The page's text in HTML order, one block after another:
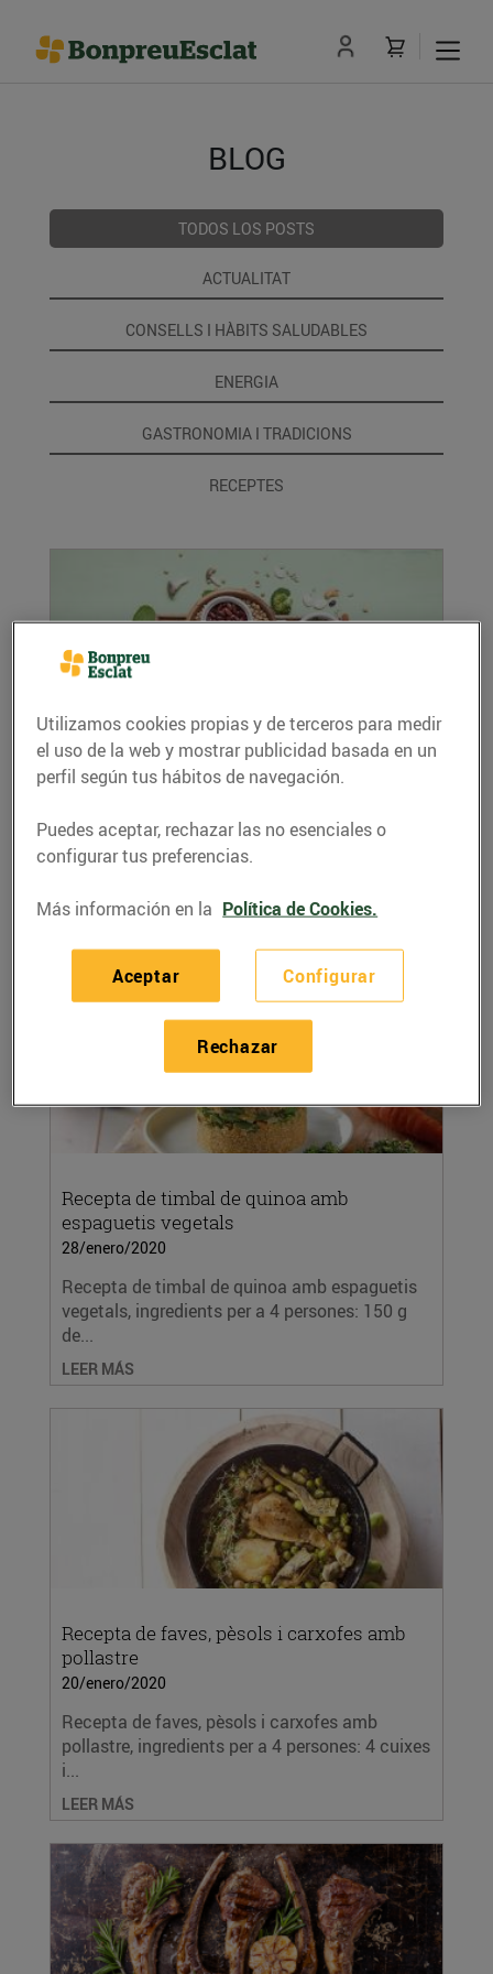
BLOG
TODOS LOS POSTS
ACTUALITAT
CONSELLS I HÀBITS SALUDABLES
ENERGIA
GASTRONOMIA I TRADICIONS
RECEPTES
Les proteïnes, essencials per al cos humà
Les proteïnes són una molècula molt abundant
en l’organisme i molt important per al seu...
LEER MÁS
Recepta de timbal de quinoa amb
espaguetis vegetals
28/enero/2020
Recepta de timbal de quinoa amb espaguetis
vegetals, ingredients per a 4 persones: 150 g
de...
LEER MÁS
Recepta de faves, pèsols i carxofes amb
pollastre
20/enero/2020
Recepta de faves, pèsols i carxofes amb
pollastre, ingredients per a 4 persones: 4 cuixes
i...
LEER MÁS
Utilizamos cookies propias y de terceros para medir
el uso de la web y mostrar publicidad basada en un
perfil según tus hábitos de navegación.
Puedes aceptar, rechazar las no esenciales o
configurar tus preferencias.
Más información en la Política de Cookies.
Configurar
Rechazar
Aceptar